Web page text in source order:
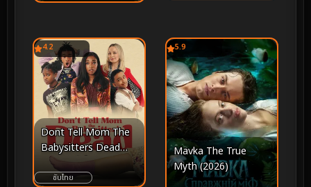
4.2
Dont Tell Mom The
Babysitters Dead
(2024) พี่เลี้ยงไม่อยู่
พวกหนูทำไงดี
ซับไทย
5.9
Mavka The True
Myth (2026)